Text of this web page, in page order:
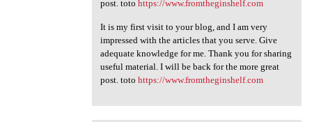
post. toto https://www.fromtheginshelf.com
It is my first visit to your blog, and I am very
impressed with the articles that you serve. Give
adequate knowledge for me. Thank you for sharing
useful material. I will be back for the more great
post. toto https://www.fromtheginshelf.com